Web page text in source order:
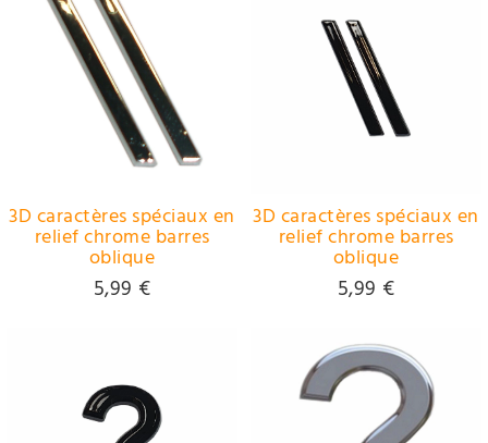
3D caractères spéciaux en
relief chrome barres
oblique
5,99 €
3D caractères spéciaux en
relief chrome barres
oblique
5,99 €